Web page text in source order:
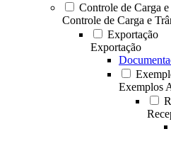
Controle de Carga
Controle de Carga e
Exportação
Exportação
Exemplos